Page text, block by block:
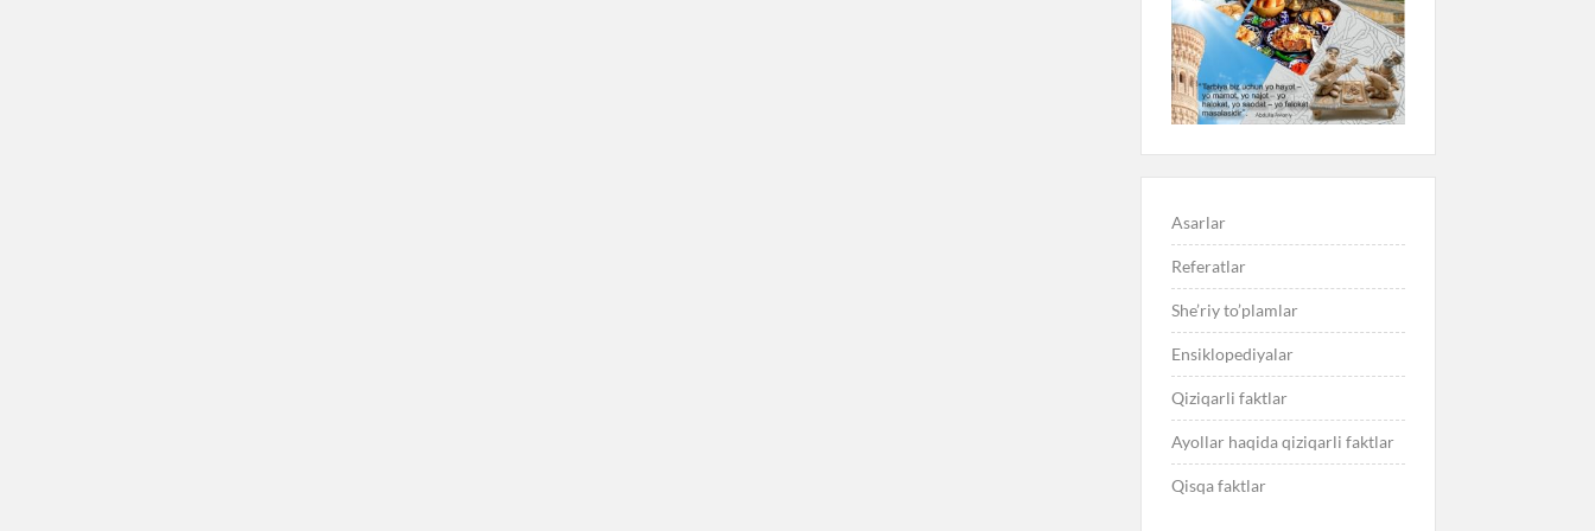
Asarlar
Referatlar
She’riy to’plamlar
Ensiklopediyalar
Qiziqarli faktlar
Ayollar haqida qiziqarli faktlar
Qisqa faktlar